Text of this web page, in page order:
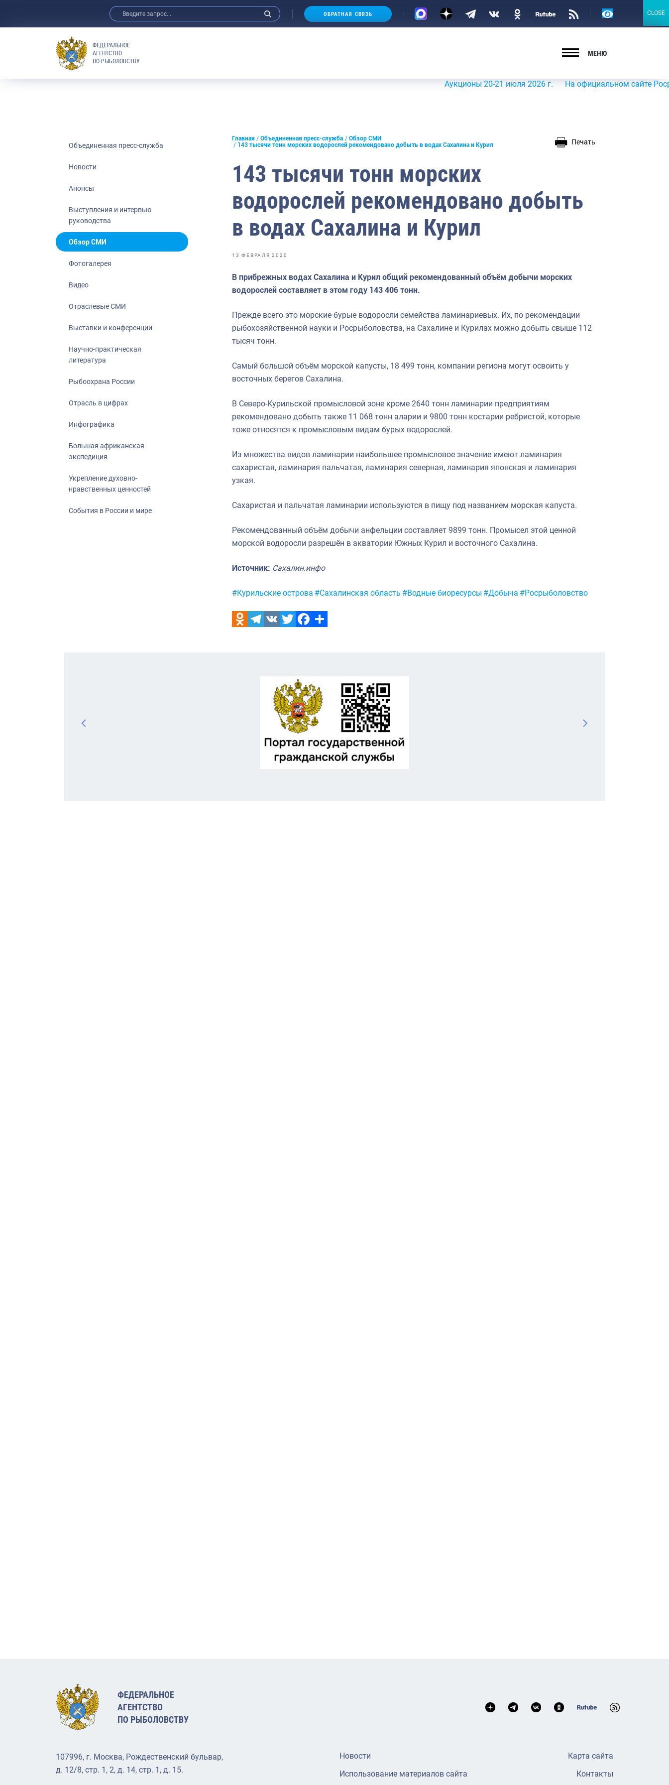
Анонсы
Выставки и конференции
Рыбоохрана России
Отрасль в цифрах
Инфографика
Большая африканская экспедиция
Укрепление духовно-нравственных
События в России и мире
ОБРАТНАЯ СВЯЗЬ
Версия
ФЕДЕРАЛЬНОЕ
АГЕНТСТВО
ПО РЫБОЛОВСТВУ
МЕНЮ
Аукционы 20-21 июля 2026 г. На официальном сайте
Объединенная пресс-служба
Новости
Анонсы
Выступления и интервью
руководства
Обзор СМИ
Фотогалерея
Видео
Отраслевые СМИ
Выставки и конференции
Научно-практическая
литература
Рыбоохрана России
Отрасль в цифрах
Инфографика
Большая африканская
экспедиция
Укрепление духовно-
нравственных ценностей
События в России и мире
Главная Объединенная пресс-служба
Обзор СМИ
143 тысячи тонн морских водорослей рекомендовано добыть в водах Сахалина и Курил
Печать
143 тысячи тонн морских
водорослей рекомендовано добыть
в водах Сахалина и Курил
13 ФЕВРАЛЯ 2020
В прибрежных водах Сахалина и Курил общий рекомендованный объём добычи морских
водорослей составляет в этом году 143 406 тонн.
Прежде всего это морские бурые водоросли семейства ламинариевых. Их, по рекомендации
рыбохозяйственной науки и Росрыболовства, на Сахалине и Курилах можно добыть свыше 112
тысяч тонн.
Самый большой объём морской капусты, 18 499 тонн, компании региона могут освоить у
восточных берегов Сахалина.
В Северо-Курильской промысловой зоне кроме 2640 тонн ламинарии предприятиям
рекомендовано добыть также 11 068 тонн аларии и 9800 тонн костарии ребристой, которые
тоже относятся к промысловым видам бурых водорослей.
Из множества видов ламинарии наибольшее промысловое значение имеют ламинария
сахаристая, ламинария пальчатая, ламинария северная, ламинария японская и ламинария
узкая.
Сахаристая и пальчатая ламинарии используются в пищу под названием морская капуста.
Рекомендованный объём добычи анфельции составляет 9899 тонн. Промысел этой ценной
морской водоросли разрешён в акватории Южных Курил и восточного Сахалина.
Источник: Сахалин.инфо
Метки:
#Курильские острова #Сахалинская область #Водные биоресурсы #Добыча #Росрыболовство
ФЕДЕРАЛЬНОЕ
АГЕНТСТВО
ПО РЫБОЛОВСТВУ
107996, г. Москва, Рождественский бульвар,
д. 12/8, стр. 1, 2, д. 14, стр. 1, д. 15.
Новости
Использование материалов сайта
Карта сайта
Контакты
CLOSE
CLOSE